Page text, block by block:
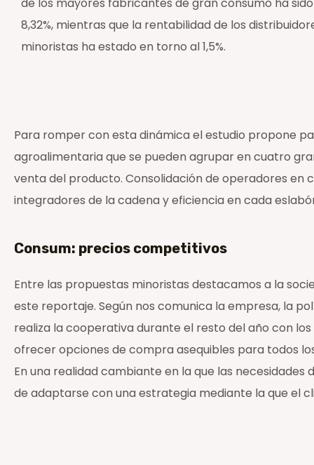
8,32%, mientras que la rentabilidad de los
minoristas ha estado en torno al 1,5%.
Para romper con esta dinámica el estudio propone
agroalimentaria que se pueden agrupar en cuatro
venta del producto. Consolidación de operadores en
integradores de la cadena y eficiencia en cada
Consum: precios competitivos
Entre las propuestas minoristas destacamos a la
este reportaje. Según nos comunica la empresa, la
realiza la cooperativa durante el resto del año con
ofrecer opciones de compra asequibles para todos
En una realidad cambiante en la que las
de adaptarse con una estrategia mediante la que el